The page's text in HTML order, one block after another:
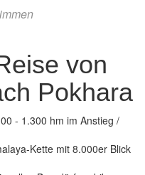
von
Pokhara
- 1.300 hm im Anstieg /
Kette mit 8.000er Blick